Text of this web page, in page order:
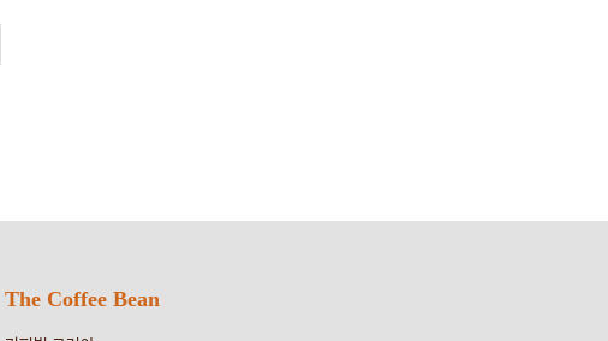
The Coffee Bean